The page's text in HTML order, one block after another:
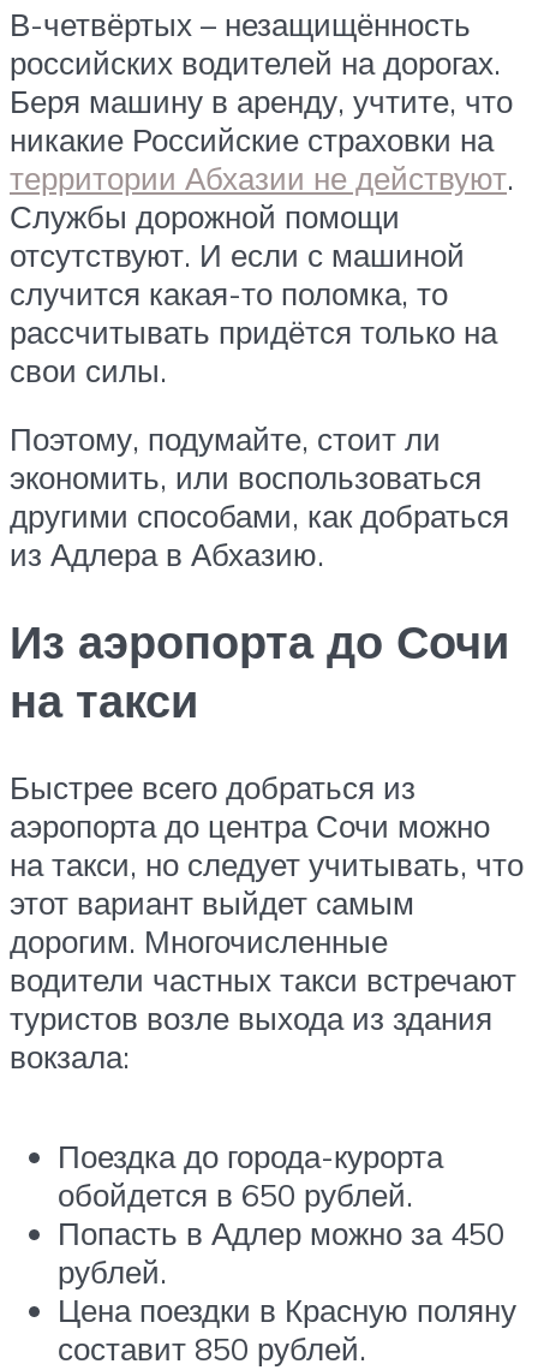
В-четвёртых – незащищённость
российских водителей на дорогах.
Беря машину в аренду, учтите, что
никакие Российские страховки на
территории Абхазии не действуют.
Службы дорожной помощи
отсутствуют. И если с машиной
случится какая-то поломка, то
рассчитывать придётся только на
свои силы.
Поэтому, подумайте, стоит ли
экономить, или воспользоваться
другими способами, как добраться
из Адлера в Абхазию.
Из аэропорта до Сочи
на такси
Быстрее всего добраться из
аэропорта до центра Сочи можно
на такси, но следует учитывать, что
этот вариант выйдет самым
дорогим. Многочисленные
водители частных такси встречают
туристов возле выхода из здания
вокзала:
Поездка до города-курорта
обойдется в 650 рублей.
Попасть в Адлер можно за 450
рублей.
Цена поездки в Красную поляну
составит 850 рублей.